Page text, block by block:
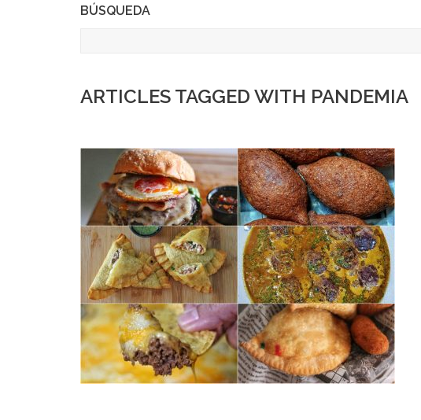
BÚSQUEDA
ARTICLES TAGGED WITH PANDEMIA